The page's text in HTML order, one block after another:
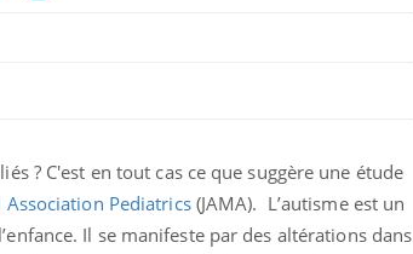
? C'est en tout cas ce que suggère une étude
Pediatrics(JAMA). L’autisme est un
Il se manifeste par des altérations dans
il à
la